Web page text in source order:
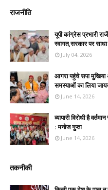
राजनीति
यूपी कांग्रेस प्रभारी
स्वागत,सरकार पर साधा
July 04, 2026
आगरा पहुंचे सपा मुखिया
समस्याओं का लिया
June 14, 2026
व्यापारी विरोधी है
: मनोज गुप्ता
June 14, 2026
तकनीकी